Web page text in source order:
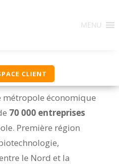
MENU
CLIENT
métropole économique
70 000 entreprises
Première région
le Nord et la